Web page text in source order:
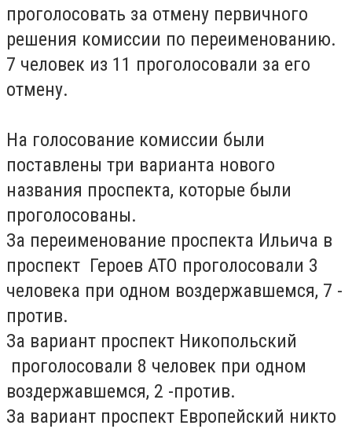
проголосовать за отмену первичного
решения комиссии по переименованию.
7 человек из 11 проголосовали за его
отмену.
На голосование комиссии были
поставлены три варианта нового
названия проспекта, которые были
проголосованы.
За переименование проспекта Ильича в
проспект Героев АТО проголосовали 3
человека при одном воздержавшемся, 7 -
против.
За вариант проспект Никопольский
проголосовали 8 человек при одном
воздержавшемся, 2 -против.
За вариант проспект Европейский никто